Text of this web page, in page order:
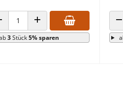
VERRINGERN
ANZAHL ERHÖHEN
3Stück5% sparen